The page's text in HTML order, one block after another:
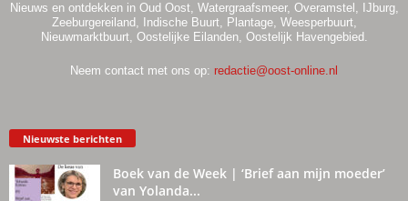
Nieuws en ontdekken in Oud Oost, Watergraafsmeer, Overamstel, IJburg,
Zeeburgereiland, Indische Buurt, Plantage, Weesperbuurt,
Nieuwmarktbuurt, Oostelijke Eilanden, Oostelijk Havengebied.
Neem contact met ons op: redactie@oost-online.nl
Nieuwste berichten
Boek van de Week | ‘Brief aan mijn moeder’
van Yolanda...